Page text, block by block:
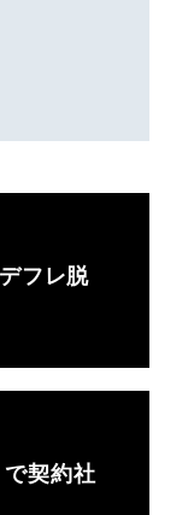
フレ脱
契約社